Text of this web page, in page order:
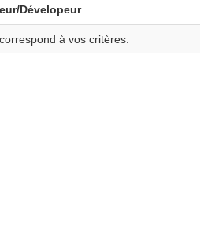
Dévelopeur
à vos critères.